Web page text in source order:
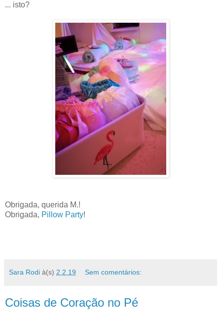
... isto?
Obrigada, querida M.!
Obrigada, Pillow Party!
Sara Rodi à(s) 2.2.19 Sem comentários:
Coisas de Coração no Pé